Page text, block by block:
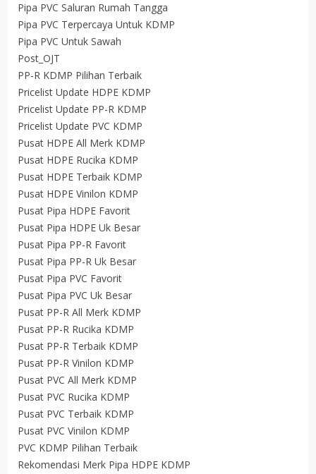
Pipa PVC Saluran Rumah Tangga
Pipa PVC Terpercaya Untuk KDMP
Pipa PVC Untuk Sawah
Post_OJT
PP-R KDMP Pilihan Terbaik
Pricelist Update HDPE KDMP
Pricelist Update PP-R KDMP
Pricelist Update PVC KDMP
Pusat HDPE All Merk KDMP
Pusat HDPE Rucika KDMP
Pusat HDPE Terbaik KDMP
Pusat HDPE Vinilon KDMP
Pusat Pipa HDPE Favorit
Pusat Pipa HDPE Uk Besar
Pusat Pipa PP-R Favorit
Pusat Pipa PP-R Uk Besar
Pusat Pipa PVC Favorit
Pusat Pipa PVC Uk Besar
Pusat PP-R All Merk KDMP
Pusat PP-R Rucika KDMP
Pusat PP-R Terbaik KDMP
Pusat PP-R Vinilon KDMP
Pusat PVC All Merk KDMP
Pusat PVC Rucika KDMP
Pusat PVC Terbaik KDMP
Pusat PVC Vinilon KDMP
PVC KDMP Pilihan Terbaik
Rekomendasi Merk Pipa HDPE KDMP